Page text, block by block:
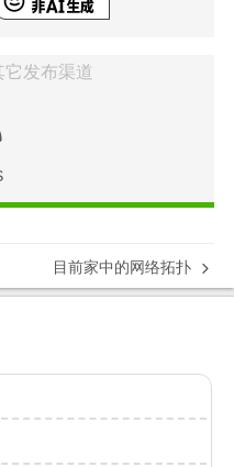
发布渠道
目前家中的网络拓扑